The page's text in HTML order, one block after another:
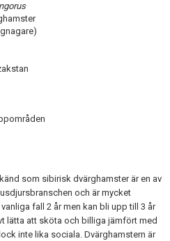
som sibirisk dvärghamster är en av
och är mycket
fall 2 år men kan bli upp till 3 år
lätta att sköta och billiga jämfört med
inte lika sociala. Dvärghamstern är